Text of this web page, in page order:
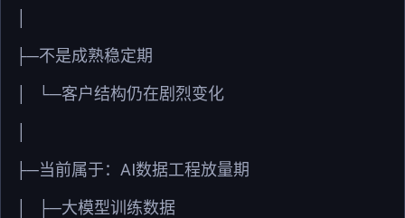
├─不是成熟稳定期
└─客户结构仍在剧烈变化
├─当前属于： AI数据工程放量期
├─大模型训练数据